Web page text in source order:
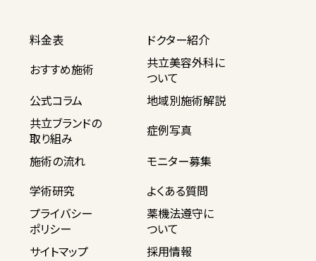
料金表
ドクター紹介
おすすめ施術
共立美容外科に
ついて
公式コラム
地域別施術解説
共立ブランドの
取り組み
症例写真
施術の流れ
モニター募集
学術研究
よくある質問
プライバシー
ポリシー
薬機法遵守に
ついて
サイトマップ
採用情報